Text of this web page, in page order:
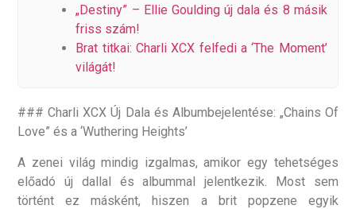
„Destiny” – Ellie Goulding új dala és 8 másik
friss szám!
Brat titkai: Charli XCX felfedi a ‘The Moment’
világát!
### Charli XCX Új Dala és Albumbejelentése: „Chains Of
Love” és a ‘Wuthering Heights’
A zenei világ mindig izgalmas, amikor egy tehetséges
előadó új dallal és albummal jelentkezik. Most sem
történt ez másként, hiszen a brit popzene egyik